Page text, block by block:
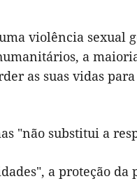
violência sexual
a
as suas vidas
"não substitui a
a proteção da